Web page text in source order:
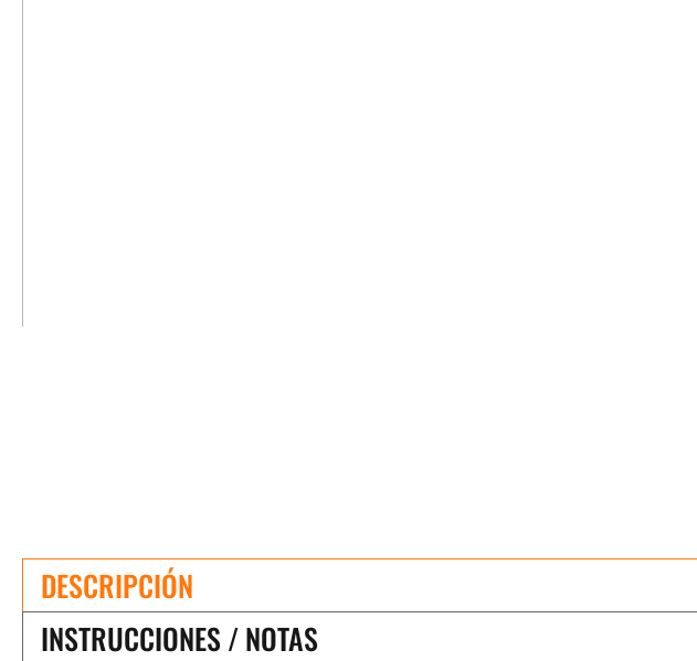
DESCRIPCIÓN
INSTRUCCIONES / NOTAS